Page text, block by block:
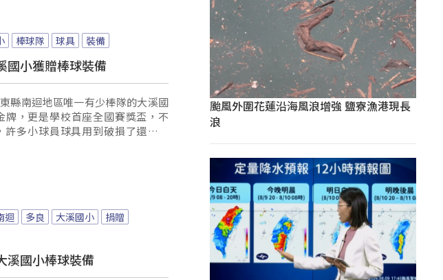
棒球隊 球具 裝備
國小獲贈棒球裝備
縣南迴地區唯一有少棒隊的大溪國
，更是學校首座全國賽獎盃，不
多小球員球具用到破損了還在使
迴 多良 大溪國小
捐贈
溪國小棒球裝備
颱風外圍花蓮沿海風浪增強 鹽寮漁港現長
浪